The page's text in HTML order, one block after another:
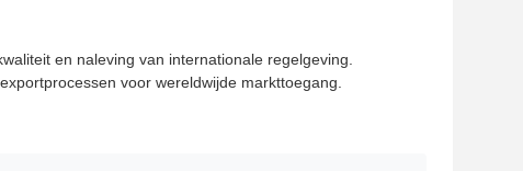
en naleving van internationale regelgeving.
voor wereldwijde markttoegang.